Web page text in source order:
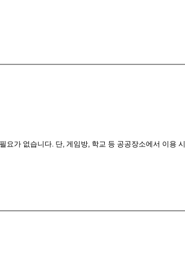
가 없습니다. 단, 게임방, 학교 등 공공장소에서 이용